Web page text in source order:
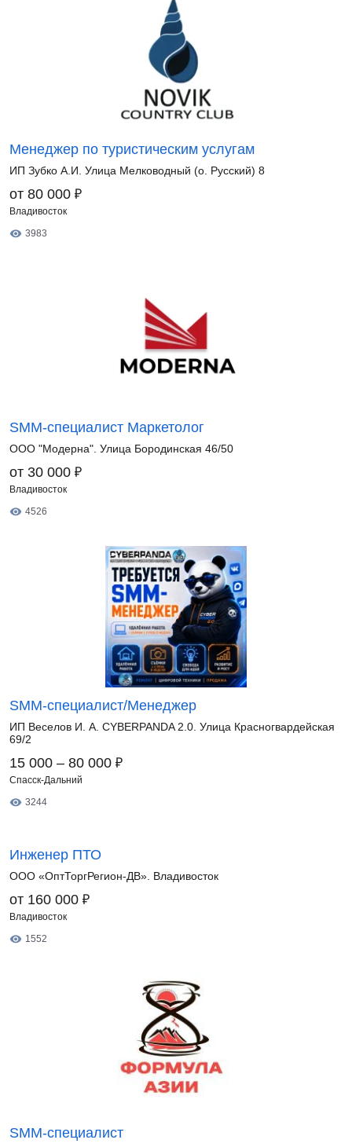
Менеджер по туристическим услугам
ИП Зубко А.И. Улица Мелководный (о. Русский) 8
от 80 000 ₽
Владивосток
3983
SMM-специалист Маркетолог
ООО "Модерна". Улица Бородинская 46/50
от 30 000 ₽
Владивосток
4526
SMM-специалист/Менеджер
ИП Веселов И. А. CYBERPANDA 2.0. Улица Красногвардейская
69/2
15 000 – 80 000 ₽
Спасск-Дальний
3244
Инженер ПТО
ООО «ОптТоргРегион-ДВ». Владивосток
от 160 000 ₽
Владивосток
1552
SMM-специалист